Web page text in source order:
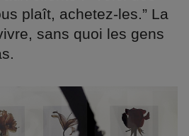
plaît, achetez-les.” La
sans quoi les gens